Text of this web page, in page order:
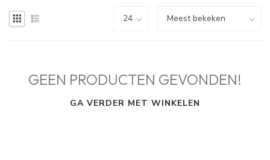
GEEN PRODUCTEN GEVONDEN!
GA VERDER MET WINKELEN